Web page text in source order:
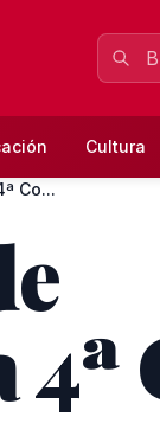
Cultura
Co...